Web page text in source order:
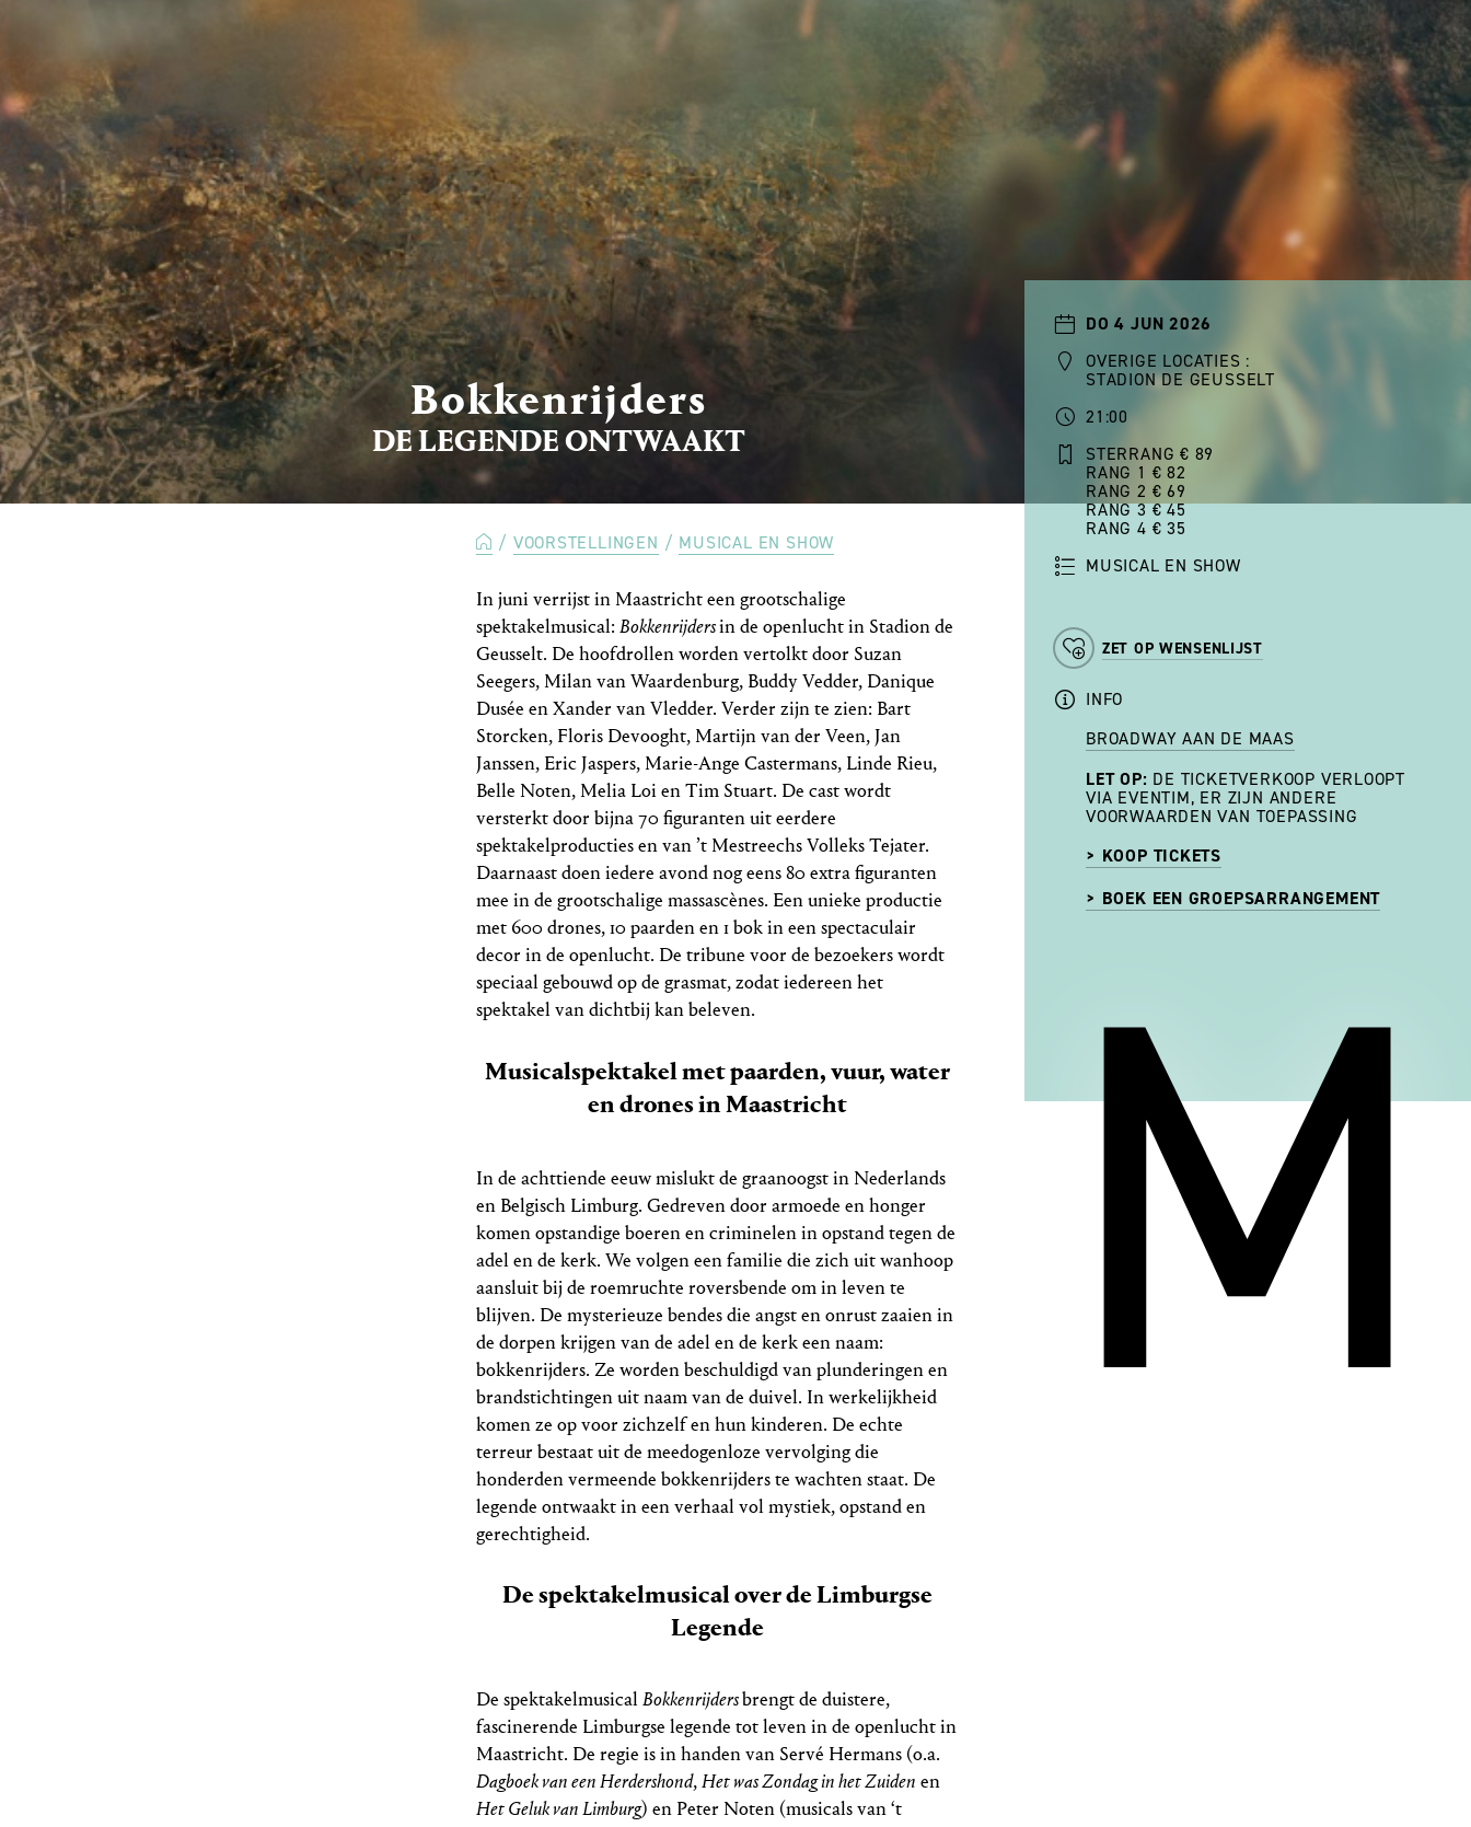
DE LEGENDE ONTWAAKT
Bokkenrijders
VOORSTELLINGEN MUSICAL EN SHOW
In juni verrijst in Maastricht een grootschalige
spektakelmusical:Bokkenrijdersin de openlucht in Stadion de
Geusselt. De hoofdrollen worden vertolkt door Suzan
Seegers, Milan van Waardenburg, Buddy Vedder, Danique
Dusée en Xander van Vledder. Verder zijn te zien: Bart
Storcken, Floris Devooght, Martijn van der Veen, Jan
Janssen, Eric Jaspers, Marie-Ange Castermans, Linde Rieu,
Belle Noten, Melia Loi en Tim Stuart. De cast wordt
versterkt door bijna 70 figuranten uit eerdere
spektakelproducties en van ’t Mestreechs Volleks Tejater.
Daarnaast doen iedere avond nog eens 80 extra figuranten
mee in de grootschalige massascènes. Een unieke productie
met 600 drones, 10 paarden en 1 bok in een spectaculair
decor in de openlucht. De tribune voor de bezoekers wordt
speciaal gebouwd op de grasmat, zodat iedereen het
spektakel van dichtbij kan beleven.
Musicalspektakel met paarden, vuur, water
en drones in Maastricht
In de achttiende eeuw mislukt de graanoogst in Nederlands
en Belgisch Limburg. Gedreven door armoede en honger
komen opstandige boeren en criminelen in opstand tegen de
adel en de kerk. We volgen een familie die zich uit wanhoop
aansluit bij de roemruchte roversbende om in leven te
blijven. De mysterieuze bendes die angst en onrust zaaien in
de dorpen krijgen van de adel en de kerk een naam:
bokkenrijders. Ze worden beschuldigd van plunderingen en
brandstichtingen uit naam van de duivel. In werkelijkheid
komen ze op voor zichzelf en hun kinderen. De echte
terreur bestaat uit de meedogenloze vervolging die
honderden vermeende bokkenrijders te wachten staat. De
legende ontwaakt in een verhaal vol mystiek, opstand en
gerechtigheid.
De spektakelmusical over de Limburgse
Legende
De spektakelmusicalBokkenrijdersbrengt de duistere,
fascinerende Limburgse legende tot leven in de openlucht in
Maastricht. De regie is in handen van Servé Hermans (o.a.
Dagboek van een Herdershond,Het was Zondag in het Zuiden en
Het Geluk van Limburg) en Peter Noten (musicals van ‘t
DO 4 JUN 2026
OVERIGE LOCATIES :
STADION DE GEUSSELT
21:00
STERRANG € 89
RANG 1 € 82
RANG 2 € 69
RANG 3 € 45
RANG 4 € 35
MUSICAL EN SHOW
ZET OP WENSENLIJST
INFO
BROADWAY AAN DE MAAS
LET OP: DE TICKETVERKOOP VERLOOPT
VIA EVENTIM, ER ZIJN ANDERE
VOORWAARDEN VAN TOEPASSING
> KOOP TICKETS
> BOEK EEN GROEPSARRANGEMENT
M